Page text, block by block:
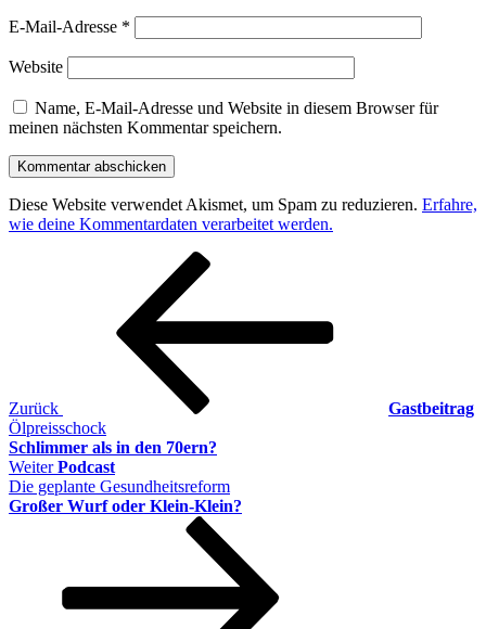
E-Mail-Adresse *
Website
Name, E-Mail-Adresse und Website in diesem Browser für
meinen nächsten Kommentar speichern.
Diese Website verwendet Akismet, um Spam zu reduzieren. Erfahre,
wie deine Kommentardaten verarbeitet werden.
Beitragsnavigation
Zurück
Gastbeitrag
Ölpreisschock
Schlimmer als in den 70ern?
Nächster
Beitrag
Weiter Podcast
Die geplante Gesundheitsreform
Großer Wurf oder Klein-Klein?